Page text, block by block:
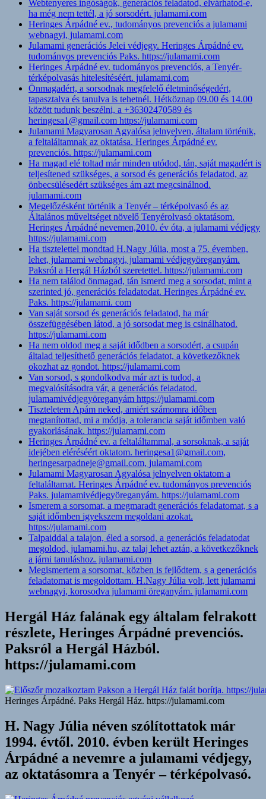
Webtenyeres ingóságok, generációs feladatod, elvárhatod-e,
ha még nem tettél, a jó sorsodért. julamami.com
Heringes Árpádné ev., tudományos prevenciós a julamami
webnagyi, julamami.com
Julamami generációs Jelei védjegy. Heringes Árpádné ev.
tudományos prevenciós Paks. https://julamami.com
Heringes Árpádné ev. tudományos prevenciós, a Tenyér-
térképolvasás hitelesítéséért. julamami.com
Önmagadért, a sorsodnak megfelelő életminőségedért,
tapasztalva és tanulva is tehetnél. Hétköznap 09.00 és 14.00
között tudunk beszélni, a +36302470589 és
heringesa1@gmail.com https://julamami.com
Julamami Magyarosan Agyalósa jelnyelven, általam történik,
a feltaláltamnak az oktatása. Heringes Árpádné ev.
prevenciós. https://julamami.com
Ha magad elé toltad már minden utódod, tán, saját magadért is
teljesítened szükséges, a sorsod és generációs feladatod, az
önbecsülésedért szükséges ám azt megcsinálnod.
julamami.com
Megelőzésként történik a Tenyér – térképolvasó és az
Általános műveltséget növelő Tenyérolvasó oktatásom.
Heringes Árpádné nevemen,2010. év óta, a julamami védjegy
https://julamami.com
Ha tisztelettel mondtad H.Nagy Júlia, most a 75. évemben,
lehet, julamami webnagyi, julamami védjegyöreganyám.
Paksról a Hergál Házból szeretettel. https://julamami.com
Ha nem találod önmagad, tán ismerd meg a sorsodat, mint a
szerinted jó, generációs feladatodat. Heringes Árpádné ev.
Paks. https://julamami. com
Van saját sorsod és generációs feladatod, ha már
összefüggésében látod, a jó sorsodat meg is csinálhatod.
https://julamami.com
Ha nem oldod meg a saját idődben a sorsodért, a csupán
általad teljesíthető generációs feladatot, a következőknek
okozhat az gondot. https://julamami.com
Van sorsod, s gondolkodva már azt is tudod, a
megvalósításodra vár, a generációs feladatod.
julamamivédjegyöreganyám https://julamami.com
Tiszteletem Apám neked, amiért számomra időben
megtanítottad, mi a módja, a tolerancia saját időmben való
gyakorlásának. https://julamami.com
Heringes Árpádné ev. a feltaláltammal, a sorsoknak, a saját
idejében eléréséért oktatom. heringesa1@gmail.com,
heringesarpadneje@gmail.com, julamami.com
Julamami Magyarosan Agyalósa jelnyelven oktatom a
feltaláltamat. Heringes Árpádné ev. tudományos prevenciós
Paks. julamamivédjegyöreganyám. https://julamami.com
Ismerem a sorsomat, a megmaradt generációs feladatomat, s a
saját időmben igyekszem megoldani azokat.
https://julamami.com
Talpaiddal a talajon, éled a sorsod, a generációs feladatodat
megoldod, julamami.hu, az talaj lehet aztán, a következőknek
a járni tanuláshoz. julamami.com
Megismertem a sorsomat, közben is fejlődtem, s a generációs
feladatomat is megoldottam. H.Nagy Júlia volt, lett julamami
webnagyi, korosodva julamami öreganyám. julamami.com
Hergál Ház falának egy általam felrakott
részlete, Heringes Árpádné prevenciós.
Paksról a Hergál Házból.
https://julamami.com
Heringes Árpádné. Paks Hergál Ház. https://julamami.com
H. Nagy Júlia néven szólítottatok már
1994. évtől. 2010. évben került Heringes
Árpádné a nevemre a julamami védjegy,
az oktatásomra a Tenyér – térképolvasó.